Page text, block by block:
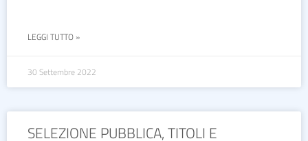
LEGGI TUTTO »
30 Settembre 2022
SELEZIONE PUBBLICA, TITOLI E